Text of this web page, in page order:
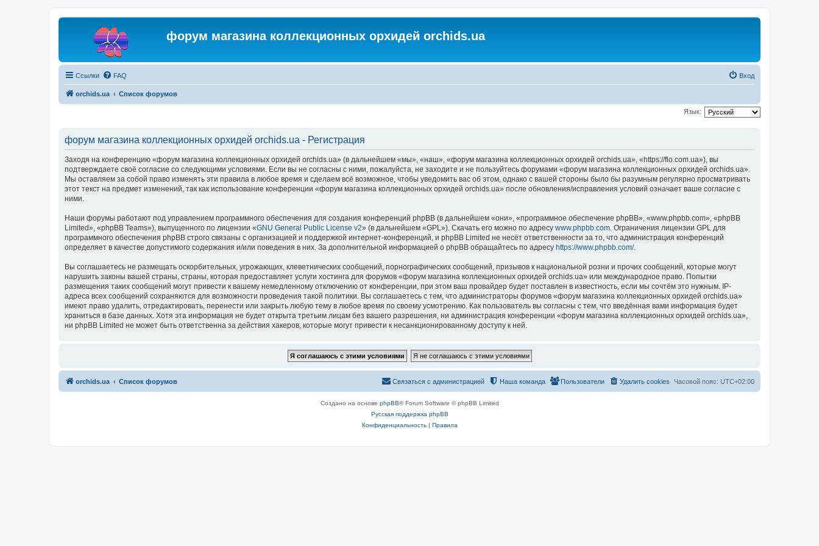
форум магазина коллекционных орхидей orchids.ua
Ссылки FAQ Вход
orchids.ua Список форумов
Язык:
форум магазина коллекционных орхидей orchids.ua - Регистрация
Заходя на конференцию «форум магазина коллекционных орхидей orchids.ua» (в дальнейшем «мы», «наш», «форум магазина коллекционных орхидей orchids.ua», «https://flo.com.ua»), вы
подтверждаете своё согласие со следующими условиями. Если вы не согласны с ними, пожалуйста, не заходите и не пользуйтесь форумами «форум магазина коллекционных орхидей orchids.ua».
Мы оставляем за собой право изменять эти правила в любое время и сделаем всё возможное, чтобы уведомить вас об этом, однако с вашей стороны было бы разумным регулярно просматривать
этот текст на предмет изменений, так как использование конференции «форум магазина коллекционных орхидей orchids.ua» после обновления/исправления условий означает ваше согласие с
ними.
Наши форумы работают под управлением программного обеспечения для создания конференций phpBB (в дальнейшем «они», «программное обеспечение phpBB», «www.phpbb.com», «phpBB
Limited», «phpBB Teams»), выпущенного по лицензии «GNU General Public License v2» (в дальнейшем «GPL»). Скачать его можно по адресу www.phpbb.com . Ограничения лицензии GPL для
программного обеспечения phpBB строго связаны с организацией и поддержкой интернет-конференций, и phpBB Limited не несёт ответственности за то, что администрация конференций
определяет в качестве допустимого содержания и/или поведения в них. За дополнительной информацией о phpBB обращайтесь по адресу https://www.phpbb.com/.
Вы соглашаетесь не размещать оскорбительных, угрожающих, клеветнических сообщений, порнографических сообщений, призывов к национальной розни и прочих сообщений, которые могут
нарушить законы вашей страны, страны, которая предоставляет услуги хостинга для форумов «форум магазина коллекционных орхидей orchids.ua» или международное право. Попытки
размещения таких сообщений могут привести к вашему немедленному отключению от конференции, при этом ваш провайдер будет поставлен в известность, если мы сочтём это нужным. IP-
адреса всех сообщений сохраняются для возможности проведения такой политики. Вы соглашаетесь с тем, что администраторы форумов «форум магазина коллекционных орхидей orchids.ua»
имеют право удалить, отредактировать, перенести или закрыть любую тему в любое время по своему усмотрению. Как пользователь вы согласны с тем, что введённая вами информация будет
храниться в базе данных. Хотя эта информация не будет открыта третьим лицам без вашего разрешения, ни администрация конференции «форум магазина коллекционных орхидей orchids.ua»,
ни phpBB Limited не может быть ответственна за действия хакеров, которые могут привести к несанкционированному доступу к ней.
orchids.ua Список форумов Часовой пояс: UTC+02:00
Удалить cookies
Пользователи
Наша команда
Связаться с администрацией
Создано на основе phpBB® Forum Software © phpBB Limited
Русская поддержка phpBB
Конфиденциальность| Правила